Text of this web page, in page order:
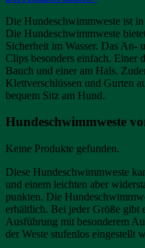
Die Hundeschwimmweste ist
Die Hundeschwimmweste
Sicherheit im Wasser. Das An-
Clips besonders einfach. Einer
Bauch und einer am Hals.
Klettverschlüssen und Gurten
bequem Sitz am Hund.
Hundeschwimmweste
Keine Produkte gefunden.
Diese Hundeschwimmweste
und einem leichten aber
punkten. Die
erhältlich. Bei jeder Größe gibt
Ausführung mit besonderem
der Weste stufenlos eingestellt